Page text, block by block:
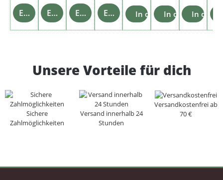
Einzelheiten Einzelheiten Einzelheiten Einzelheiten In den Warenkorb
In den In den
Unsere Vorteile für dich
Sichere
Zahlmöglichkeiten
Versand innerhalb 24
Stunden
Versandkostenfrei ab
70 €